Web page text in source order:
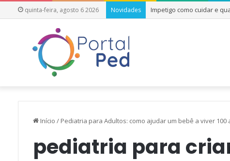
quinta-feira, agosto 6 2026 Novidades Impetigo como cuidar e
Início / Pediatria para Adultos: como ajudar um bebê a viver 100
pediatria para